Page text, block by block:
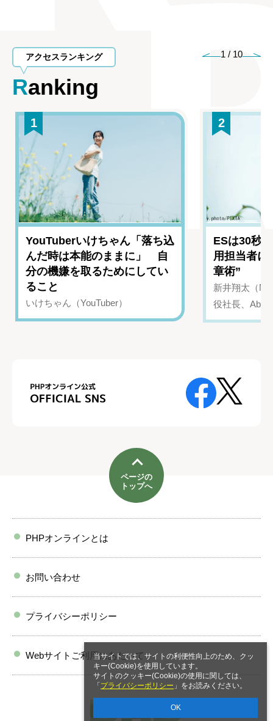
当サイトでは、サイトの利便性向上のため、クッ
キー(Cookie)を使用しています。
サイトのクッキー(Cookie)の使用に関しては、
「 プライバシーポリシー 」をお読みください。
OK
アクセスランキング
Ranking
1 / 10
1
YouTuberいけちゃん「落ち込
んだ時は本能のままに」 自
分の機嫌を取るためにしてい
ること
いけちゃん（YouTuber）
2
ESは30秒
用担当者に
章術”
新井翔太（
役社長、
ページの
トップへ
PHPオンラインとは
お問い合わせ
プライバシーポリシー
Webサイトご利用にあたって